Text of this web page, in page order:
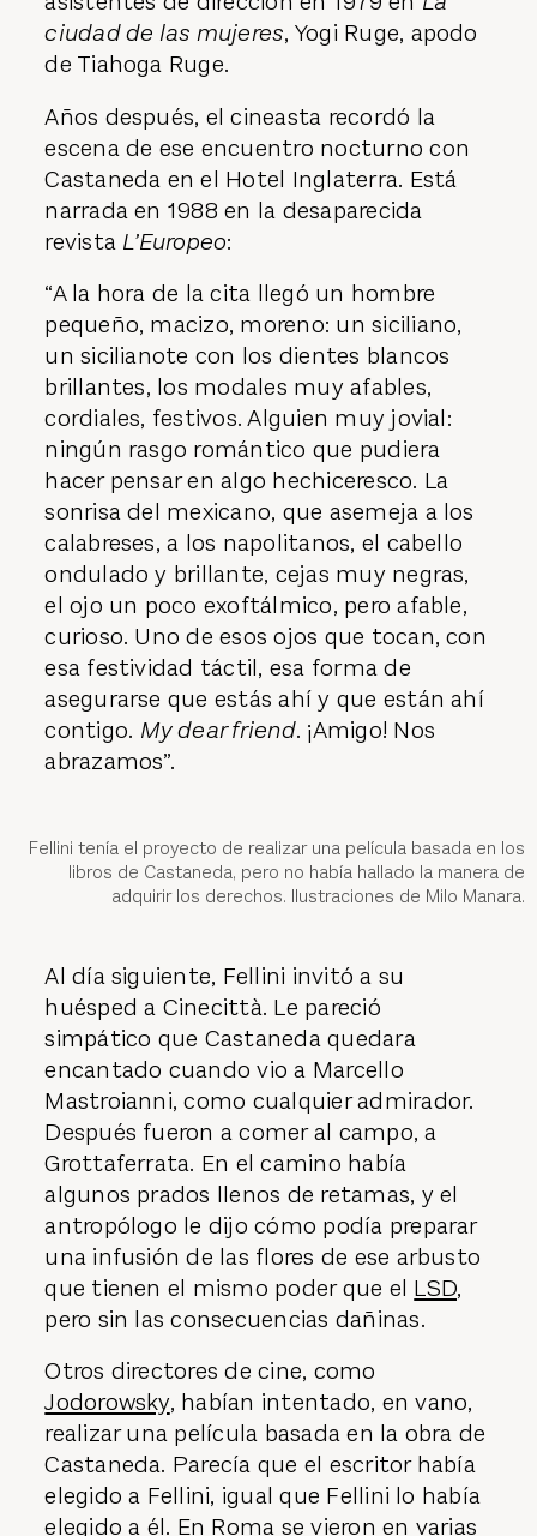
ciudad de las mujeres, Yogi Ruge, apodo
de Tiahoga Ruge.
Años después, el cineasta recordó la
escena de ese encuentro nocturno con
Castaneda en el Hotel Inglaterra. Está
narrada en 1988 en la desaparecida
revista L’Europeo:
“A la hora de la cita llegó un hombre
pequeño, macizo, moreno: un siciliano,
un sicilianote con los dientes blancos
brillantes, los modales muy afables,
cordiales, festivos. Alguien muy jovial:
ningún rasgo romántico que pudiera
hacer pensar en algo hechiceresco. La
sonrisa del mexicano, que asemeja a los
calabreses, a los napolitanos, el cabello
ondulado y brillante, cejas muy negras,
el ojo un poco exoftálmico, pero afable,
curioso. Uno de esos ojos que tocan, con
esa festividad táctil, esa forma de
asegurarse que estás ahí y que están ahí
contigo. My dear friend. ¡Amigo! Nos
abrazamos”.
Fellini tenía el proyecto de realizar una película basada en los
libros de Castaneda, pero no había hallado la manera de
adquirir los derechos. Ilustraciones de Milo Manara.
Al día siguiente, Fellini invitó a su
huésped a Cinecittà. Le pareció
simpático que Castaneda quedara
encantado cuando vio a Marcello
Mastroianni, como cualquier admirador.
Después fueron a comer al campo, a
Grottaferrata. En el camino había
algunos prados llenos de retamas, y el
antropólogo le dijo cómo podía preparar
una infusión de las flores de ese arbusto
que tienen el mismo poder que el LSD,
pero sin las consecuencias dañinas.
Otros directores de cine, como
Jodorowsky, habían intentado, en vano,
realizar una película basada en la obra de
Castaneda. Parecía que el escritor había
elegido a Fellini, igual que Fellini lo había
elegido a él. En Roma se vieron en varias